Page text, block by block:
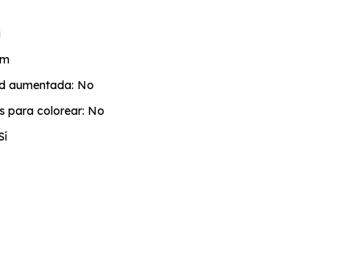
aumentada: No
para colorear: No